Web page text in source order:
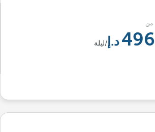
من
496 /ليلة